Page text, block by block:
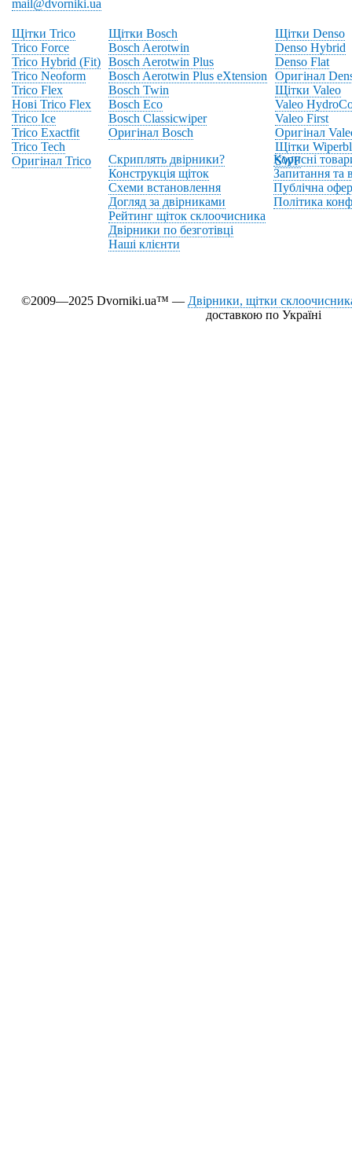
mail@dvorniki.ua
Щітки Trico
Trico Force
Trico Hybrid (Fit)
Trico Neoform
Trico Flex
Нові Trico Flex
Trico Ice
Trico Exactfit
Trico Tech
Оригінал Trico
Щітки Bosch
Bosch Aerotwin
Bosch Aerotwin Plus
Bosch Aerotwin Plus eXtension
Bosch Twin
Bosch Eco
Bosch Classicwiper
Оригінал Bosch
Щітки Denso
Denso Hybrid
Denso Flat
Оригінал
Щітки Valeo
Valeo
Valeo First
Оригінал
Щітки
SWF
Скриплять двірники?
Конструкція щіток
Схеми встановлення
Догляд за двірниками
Рейтинг щіток склоочисника
Двірники по безготівці
Наші клієнти
Корисні
Запитання та
Публічна
Політика
©2009—2025 Dvorniki.ua™ — Двірники, щітки
доставкою по Україні